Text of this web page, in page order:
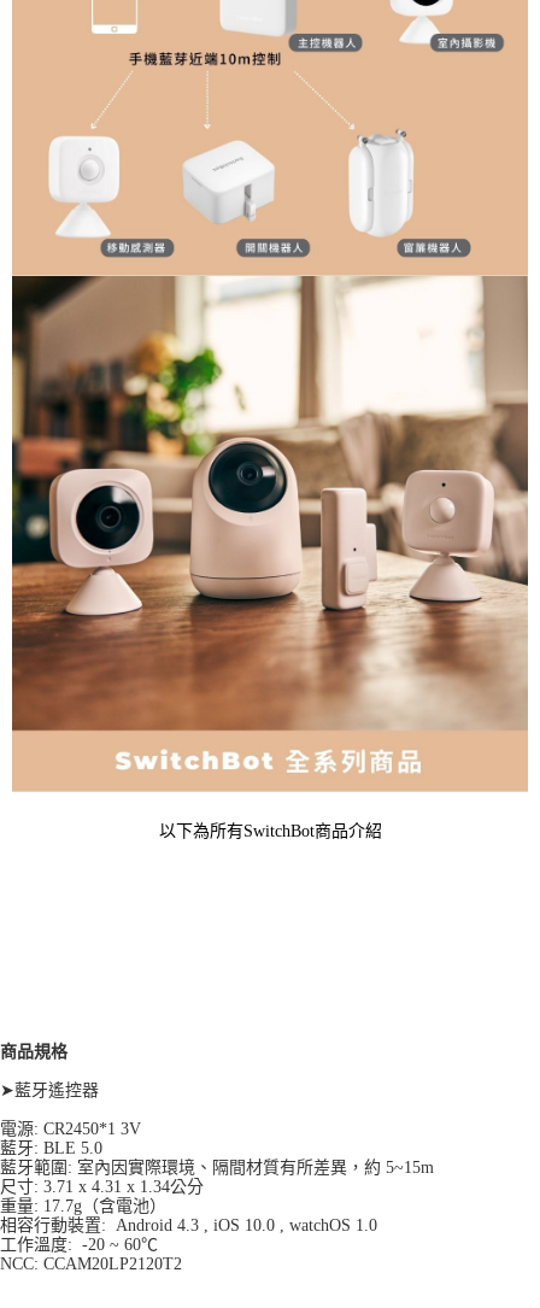
以下為所有SwitchBot商品介紹
商品規格
➤藍牙遙控器
電源: CR2450*1 3V
藍牙: BLE 5.0
藍牙範圍: 室內因實際環境、隔間材質有所差異，約 5~15m
尺寸: 3.71 x 4.31 x 1.34公分
重量: 17.7g（含電池）
相容行動裝置: Android 4.3 , iOS 10.0 , watchOS 1.0
工作溫度: -20 ~ 60℃
NCC: CCAM20LP2120T2